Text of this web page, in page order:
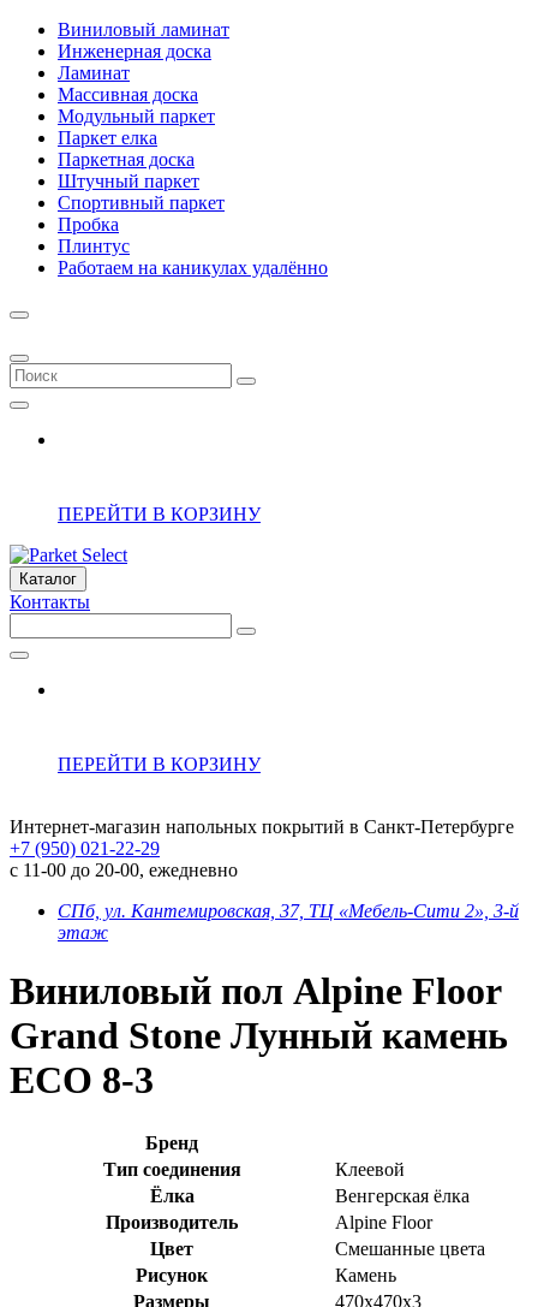
Виниловый ламинат
Инженерная доска
Ламинат
Массивная доска
Модульный паркет
Паркет елка
Паркетная доска
Штучный паркет
Спортивный паркет
Пробка
Плинтус
Работаем на каникулах удалённо
ПЕРЕЙТИ В КОРЗИНУ
Каталог
Контакты
ПЕРЕЙТИ В КОРЗИНУ
Интернет-магазин напольных покрытий в Санкт-Петербурге
+7 (950) 021-22-29
с 11-00 до 20-00, ежедневно
СПб, ул. Кантемировская, 37, ТЦ «Мебель-Сити 2», 3-й
этаж
Виниловый пол Alpine Floor
Grand Stone Лунный камень
ЕСО 8-3
Бренд
Тип соединения
Клеевой
Ёлка
Венгерская ёлка
Производитель
Alpine Floor
Цвет
Смешанные цвета
Рисунок
Камень
Размеры
470x470x3